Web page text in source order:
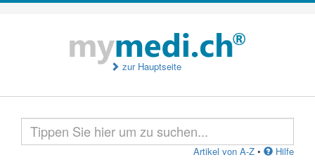
zur Hauptseite
Artikel von A-Z • Hilfe